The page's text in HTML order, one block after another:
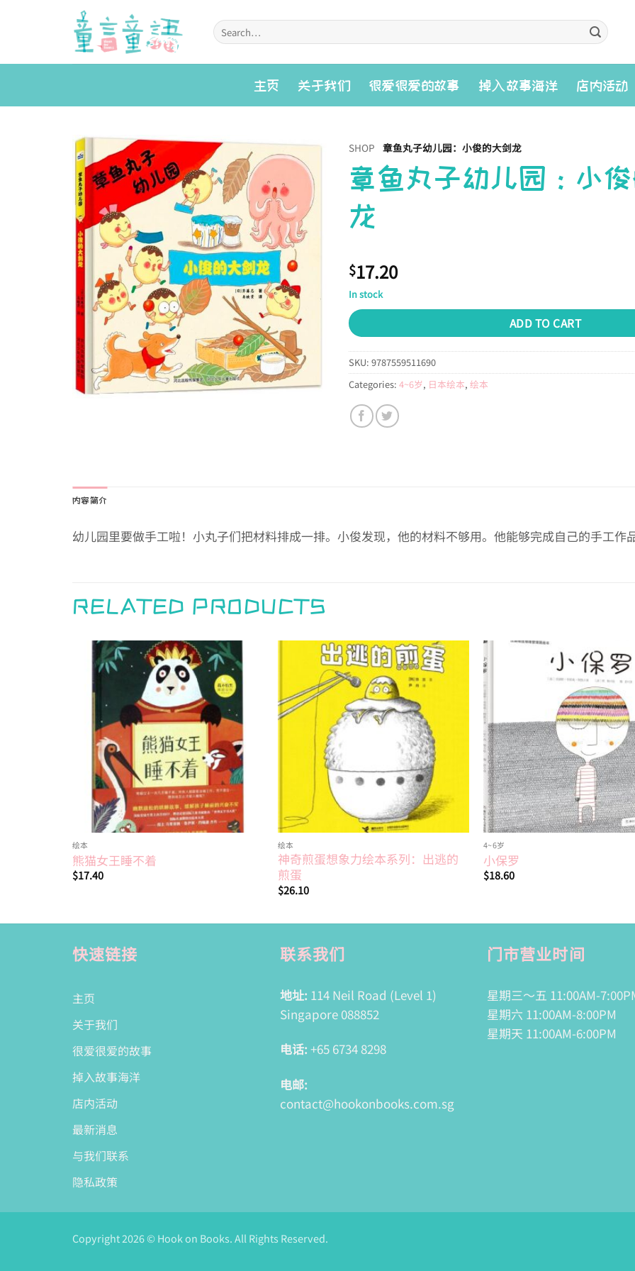
Search
for:
主页 关于我们 很爱很爱的故事 掉入故事海洋 店内活动
Add to
wishlist
SHOP 章鱼丸子幼儿园：小俊的大剑龙
章鱼丸子幼儿园：小
龙
$17.20
In stock
ADD TO CART
SKU: 9787559511690
Categories: 4~6岁, 日本绘本, 绘本
内容简介
幼儿园里要做手工啦！小丸子们把材料排成一排。小俊发现，他的材料不够用。他能够完成自己的手工作
RELATED PRODUCTS
Add to
wishlist
绘本
熊猫女王睡不着
$17.40
Add to
绘本
神奇煎蛋想象力绘本系列：出逃的
煎蛋
$26.10
4~6岁
小保罗
$18.60
快速链接
主页
关于我们
很爱很爱的故事
掉入故事海洋
店内活动
最新消息
与我们联系
隐私政策
联系我们
地址: 114 Neil Road (Level 1)
Singapore 088852
电话: +65 6734 8298
电邮:
contact@hookonbooks.com.sg
门市营业时间
星期三～五 11:00AM-
星期六 11:00AM-8:00PM
星期天 11:00AM-6:00PM
Copyright 2026 © Hook on Books. All Rights Reserved.